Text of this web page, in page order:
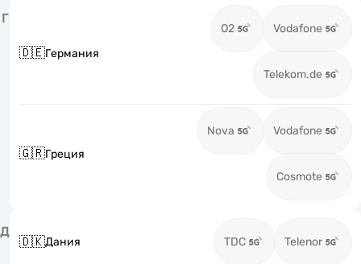
Г
🇩🇪Германия
O2 Vodafone
Telekom.de
🇬🇷Греция
Nova Vodafone
Cosmote
Д
🇩🇰Дания TDC Telenor